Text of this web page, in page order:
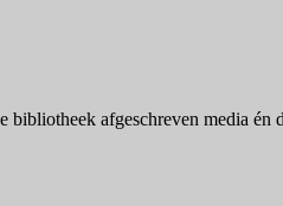
afgeschreven media én